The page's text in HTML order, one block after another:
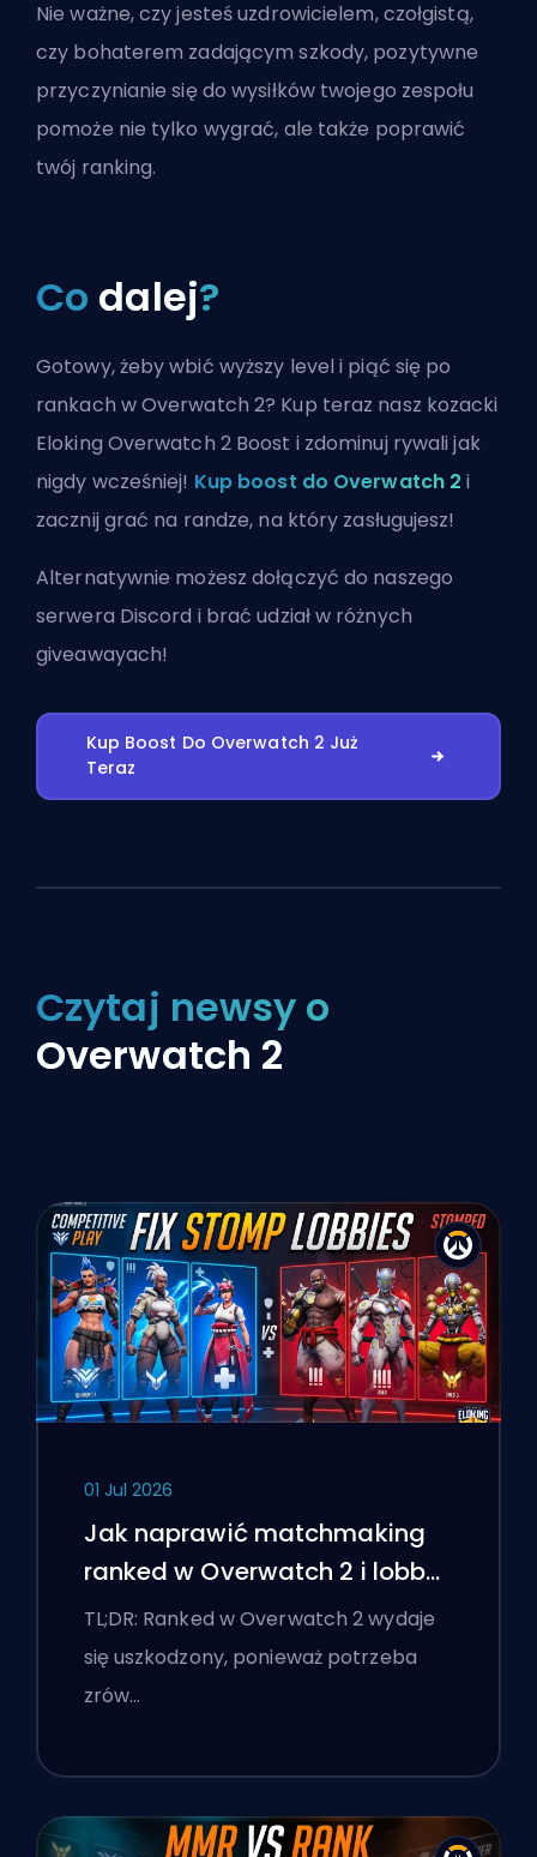
Nie ważne, czy jesteś uzdrowicielem, czołgistą,
czy bohaterem zadającym szkody, pozytywne
przyczynianie się do wysiłków twojego zespołu
pomoże nie tylko wygrać, ale także poprawić
twój ranking.
Co dalej?
Gotowy, żeby wbić wyższy level i piąć się po
rankach w Overwatch 2? Kup teraz nasz kozacki
Eloking Overwatch 2 Boost i zdominuj rywali jak
nigdy wcześniej! Kup boost do Overwatch 2 i
zacznij grać na randze, na który zasługujesz!
Alternatywnie możeszdołączyć do naszego
serwera Discord i brać udział w różnych
giveawayach!
Kup Boost Do Overwatch 2 Już
Teraz
Czytaj newsy o
Overwatch 2
01 Jul 2026
Jak naprawić matchmaking
ranked w Overwatch 2 i lobby
'stomp'
TL;DR: Ranked w Overwatch 2 wydaje
się uszkodzony, ponieważ potrzeba
zrów…